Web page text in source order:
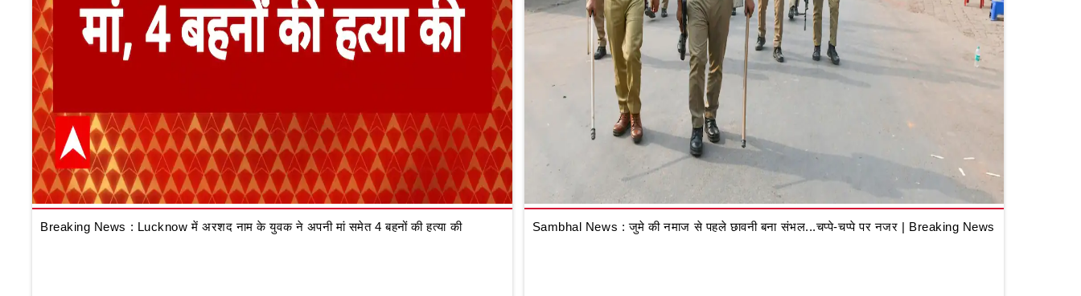
Breaking News : Lucknow में अरशद नाम के युवक ने अपनी मां समेत 4 बहनों की हत्या की Sambhal News : जुमे की नमाज से पहले छावनी बना संभल...चप्पे-चप्पे पर नजर | Breaking News